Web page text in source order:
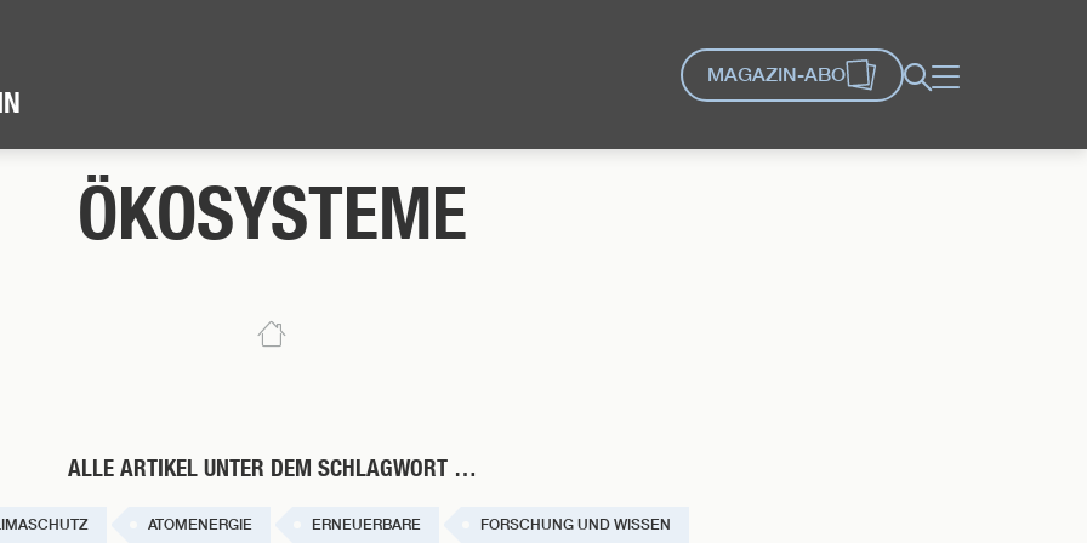
Menü
Suche
MAGAZIN-ABO
ÖKOSYSTEME
ALLE ARTIKEL UNTER DEM SCHLAGWORT …
ATOMENERGIE ERNEUERBARE FORSCHUNG UND WISSEN